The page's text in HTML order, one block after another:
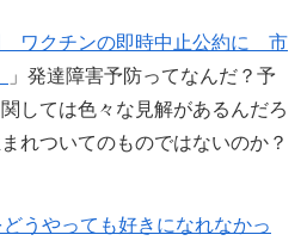
ワクチンの即時中止公約に 市
」発達障害予防ってなんだ？予
しては色々な見解があるんだろ
れついてのものではないのか？
うやっても好きになれなかっ